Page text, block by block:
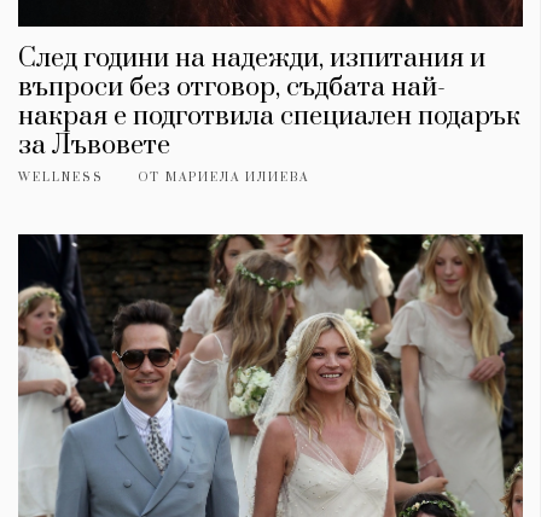
След години на надежди, изпитания и
въпроси без отговор, съдбата най-
накрая е подготвила специален подарък
за Лъвовете
WELLNESS ОТ МАРИЕЛА ИЛИЕВА
КАТЕГОРИИ
Wine&Dine
Подкасти
Мода
Dialogue
Изкуство
Красота
Цветно
Гурме
Пътувай
Wellness
ЗА НАС
Условия за
ползване
За нас
Реклама
Политика за
поверителност
ModerenDom